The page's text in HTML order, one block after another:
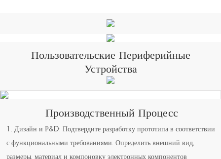
Пользовательские Периферийные
Устройства
Производственный Процесс
1. Дизайн и Р&D: Подтвердите разработку прототипа в соответствии
с функциональными требованиями. Определить внешний вид,
размеры, материал и компоновку электронных компонентов